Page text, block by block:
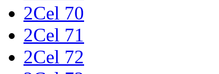
2Cel 70
2Cel 71
2Cel 72